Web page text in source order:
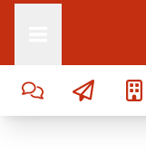
Zum Inhalt springen
k
s
t
p